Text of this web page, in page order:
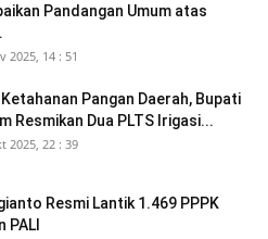
Pandangan Umum atas
2025, 14 : 51
Pangan Daerah, Bupati
Resmikan Dua PLTS Irigasi...
2025, 22 : 39
Resmi Lantik 1.469 PPPK
PALI